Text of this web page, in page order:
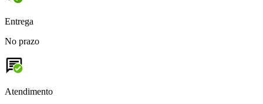
Entrega
No prazo
Atendimento